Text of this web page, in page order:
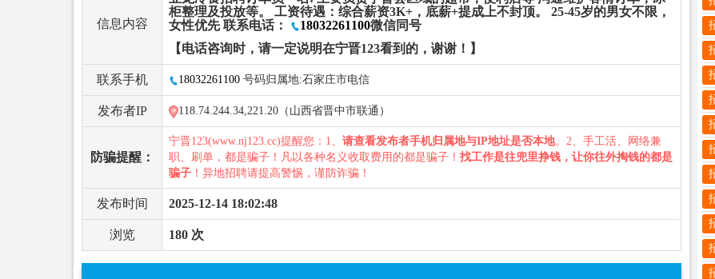
信息内容
柜整理及投放等。 工资待遇：综合薪资3K+，底薪+提成上不封顶。 25-45岁的男女不限，
女性优先 联系电话：
18032261100微信同号
【电话咨询时，请一定说明在宁晋123看到的，谢谢！】
联系手机 18032261100 号码归属地:石家庄市电信
发布者IP 118.74.244.34,221.20（山西省晋中市联通）
防骗提醒：
宁晋123(www.nj123.cc)提醒您：1、 请查看发布者手机归属地与IP地址是否本地。2、手工活、网络兼
职、刷单，都是骗子！凡以各种名义收取费用的都是骗子！ 找工作是往兜里挣钱，让你往外掏钱的都是
骗子 ！异地招聘请提高警惕，谨防诈骗！
发布时间 2025-12-14 18:02:48
浏览 180 次